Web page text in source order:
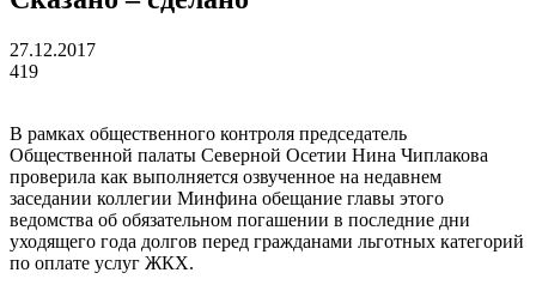
27.12.2017
419
В рамках общественного контроля председатель
Общественной палаты Северной Осетии Нина Чиплакова
проверила как выполняется озвученное на недавнем
заседании коллегии Минфина обещание главы этого
ведомства об обязательном погашении в последние дни
уходящего года долгов перед гражданами льготных категорий
по оплате услуг ЖКХ.